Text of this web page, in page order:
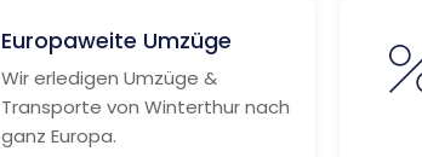
Europaweite Umzüge
Wir erledigen Umzüge &
Transporte von Winterthur nach
ganz Europa.